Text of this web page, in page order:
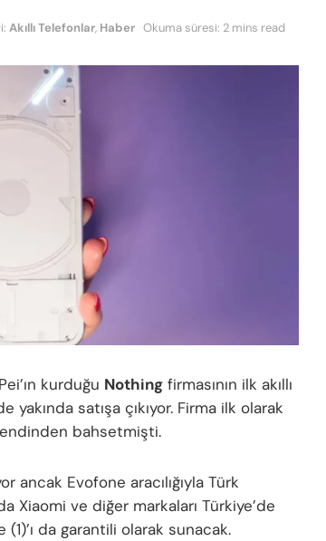
Akıllı Telefonlar, Haber Okuma süresi: 2 mins read
kurduğu Nothing firmasının ilk akıllı
yakında satışa çıkıyor. Firma ilk olarak
bahsetmişti.
ancak Evofone aracılığıyla Türk
Xiaomi ve diğer markaları Türkiye’de
da garantili olarak sunacak.